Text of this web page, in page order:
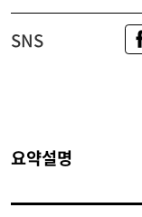
SNS
요약설명